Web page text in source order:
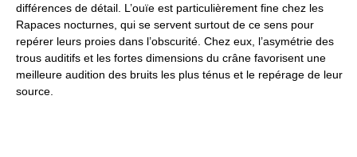
différences de détail. L’ouïe est particulièrement fine chez les
Rapaces nocturnes, qui se servent surtout de ce sens pour
repérer leurs proies dans l’obscurité. Chez eux, l’asymétrie des
trous auditifs et les fortes dimensions du crâne favorisent une
meilleure audition des bruits les plus ténus et le repérage de leur
source.